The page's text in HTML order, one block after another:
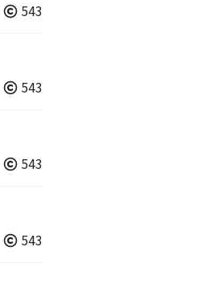
543
543
543
543